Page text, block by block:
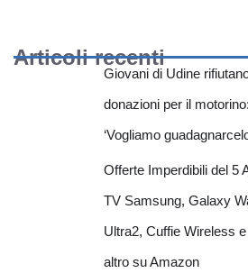
Articoli recenti
Giovani di Udine
donazioni per il motorino:
‘Vogliamo
Offerte Imperdibili del 5
TV Samsung, Galaxy
Ultra2, Cuffie Wireless
altro su Amazon